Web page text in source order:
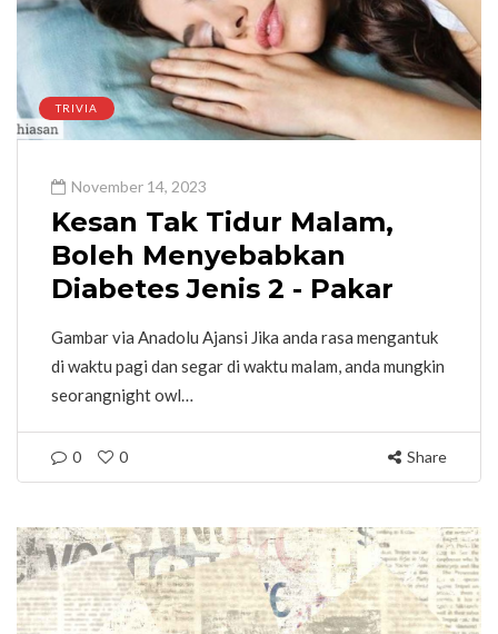
TRIVIA
November 14, 2023
Kesan Tak Tidur Malam,
Boleh Menyebabkan
Diabetes Jenis 2 - Pakar
Gambar via Anadolu Ajansi Jika anda rasa mengantuk
di waktu pagi dan segar di waktu malam, anda mungkin
seorangnight owl…
0 0 Share